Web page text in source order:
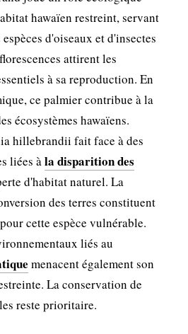
hawaïen restreint, servant
d'oiseaux et d'insectes
attirent les
à sa reproduction. En
ce palmier contribue à la
écosystèmes hawaïens.
hillebrandii fait face à des
liées àla disparition des
d'habitat naturel. La
des terres constituent
cette espèce vulnérable.
liés au
menacent également son
La conservation de
reste prioritaire.